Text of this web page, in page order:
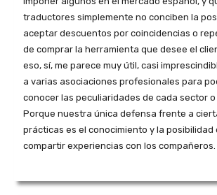
traductores simplemente no conciben la
aceptar descuentos por coincidencias o
de comprar la herramienta que desee el
eso, sí, me parece muy útil, casi
a varias asociaciones profesionales para
conocer las peculiaridades de cada sector o
Porque nuestra única defensa frente a
prácticas es el conocimiento y la posibilidad
compartir experiencias con los compañeros.